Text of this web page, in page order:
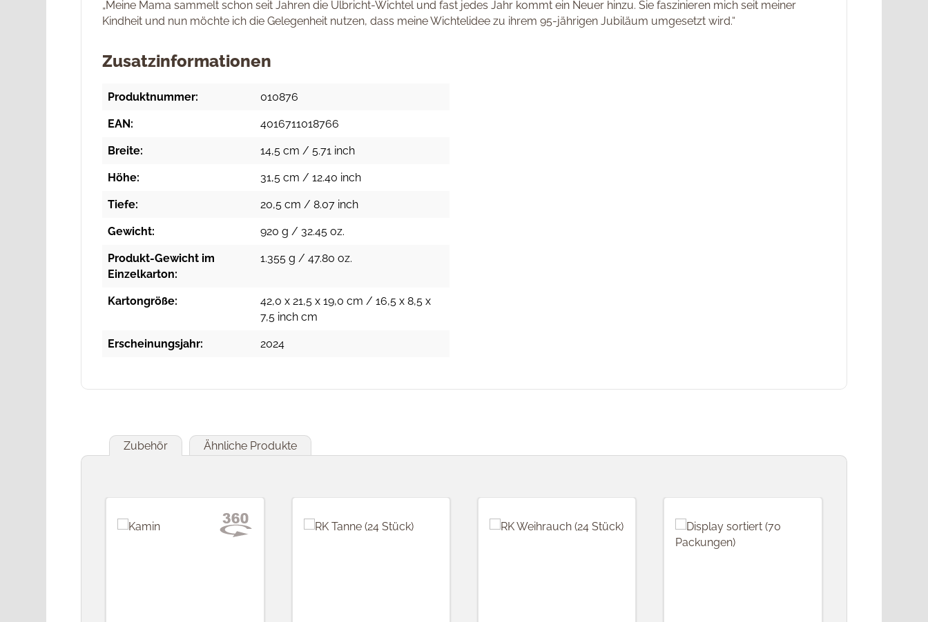
„Meine Mama sammelt schon seit Jahren die Ulbricht-Wichtel und fast jedes Jahr kommt ein Neuer hinzu. Sie faszinieren mich seit meiner
Kindheit und nun möchte ich die Gelegenheit nutzen, dass meine Wichtelidee zu ihrem 95-jährigen Jubiläum umgesetzt wird.“
Zusatzinformationen
Produktnummer: 010876
EAN: 4016711018766
Breite: 14,5 cm / 5.71 inch
Höhe: 31,5 cm / 12.40 inch
Tiefe: 20,5 cm / 8.07 inch
Gewicht: 920 g / 32.45 oz.
Produkt-Gewicht im
Einzelkarton:
1.355 g / 47.80 oz.
Kartongröße:
42,0 x 21,5 x 19,0 cm / 16,5 x 8,5 x
7,5 inch cm
Erscheinungsjahr: 2024
Zubehör Ähnliche Produkte